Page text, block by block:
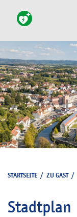
STARTSEITE / ZU GAST/
Stadtplan